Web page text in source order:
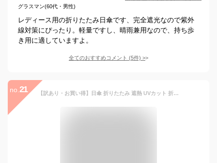
グラスマン(60代・男性)
レディース用の折りたたみ日傘です、完全遮光なので紫外
線対策にぴったり。軽量ですし、晴雨兼用なので、持ち歩
き用に適していますよ。
全てのおすすめコメント (5件) >
no. 21 【訳あり・お買い得】日傘 折りたたみ 遮熱 UVカット 折りたたみ傘 遮光 レディース 軽量 軽い 晴雨兼用 手動 自動開閉 折り畳み 日傘 傘 かわいい スカラップ レース ギフト プレゼント